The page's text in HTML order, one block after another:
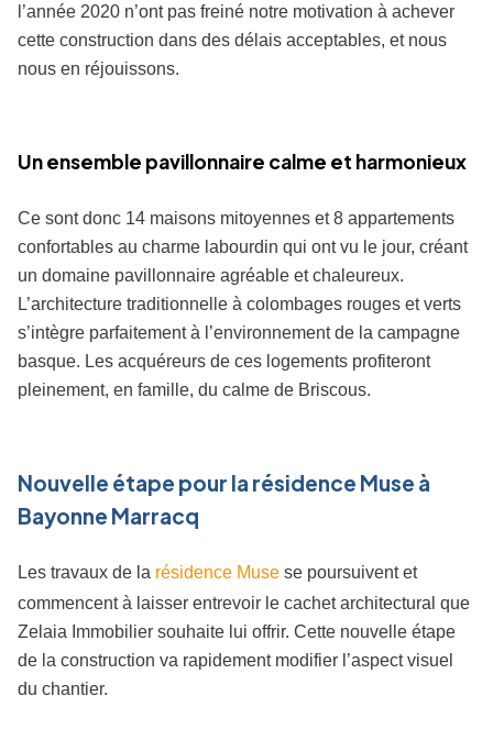
l’année 2020 n’ont pas freiné notre motivation à achever
cette construction dans des délais acceptables, et nous
nous en réjouissons.
Un ensemble pavillonnaire calme et harmonieux
Ce sont donc 14 maisons mitoyennes et 8 appartements
confortables au charme labourdin qui ont vu le jour, créant
un domaine pavillonnaire agréable et chaleureux.
L’architecture traditionnelle à colombages rouges et verts
s’intègre parfaitement à l’environnement de la campagne
basque. Les acquéreurs de ces logements profiteront
pleinement, en famille, du calme de Briscous.
Nouvelle étape pour la résidence Muse à
Bayonne Marracq
Les travaux de la résidence Muse se poursuivent et
commencent à laisser entrevoir le cachet architectural que
Zelaia Immobilier souhaite lui offrir. Cette nouvelle étape
de la construction va rapidement modifier l’aspect visuel
du chantier.